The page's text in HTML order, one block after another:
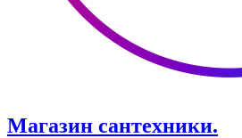
Магазин сантехники.